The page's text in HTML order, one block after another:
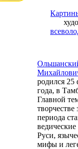
родился 25
года, в
Главной
творчестве
периода
Руси,
мифы и